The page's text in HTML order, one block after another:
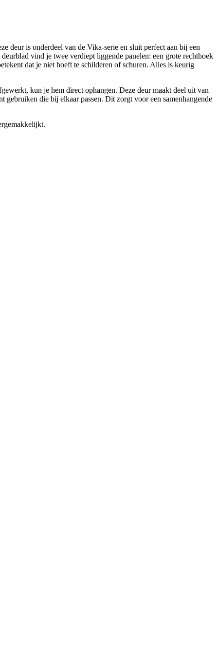
deur is onderdeel van de Vika-serie en sluit perfect aan bij een
vind je twee verdiept liggende panelen: een grote rechthoek
dat je niet hoeft te schilderen of schuren. Alles is keurig
kun je hem direct ophangen. Deze deur maakt deel uit van
die bij elkaar passen. Dit zorgt voor een samenhangende